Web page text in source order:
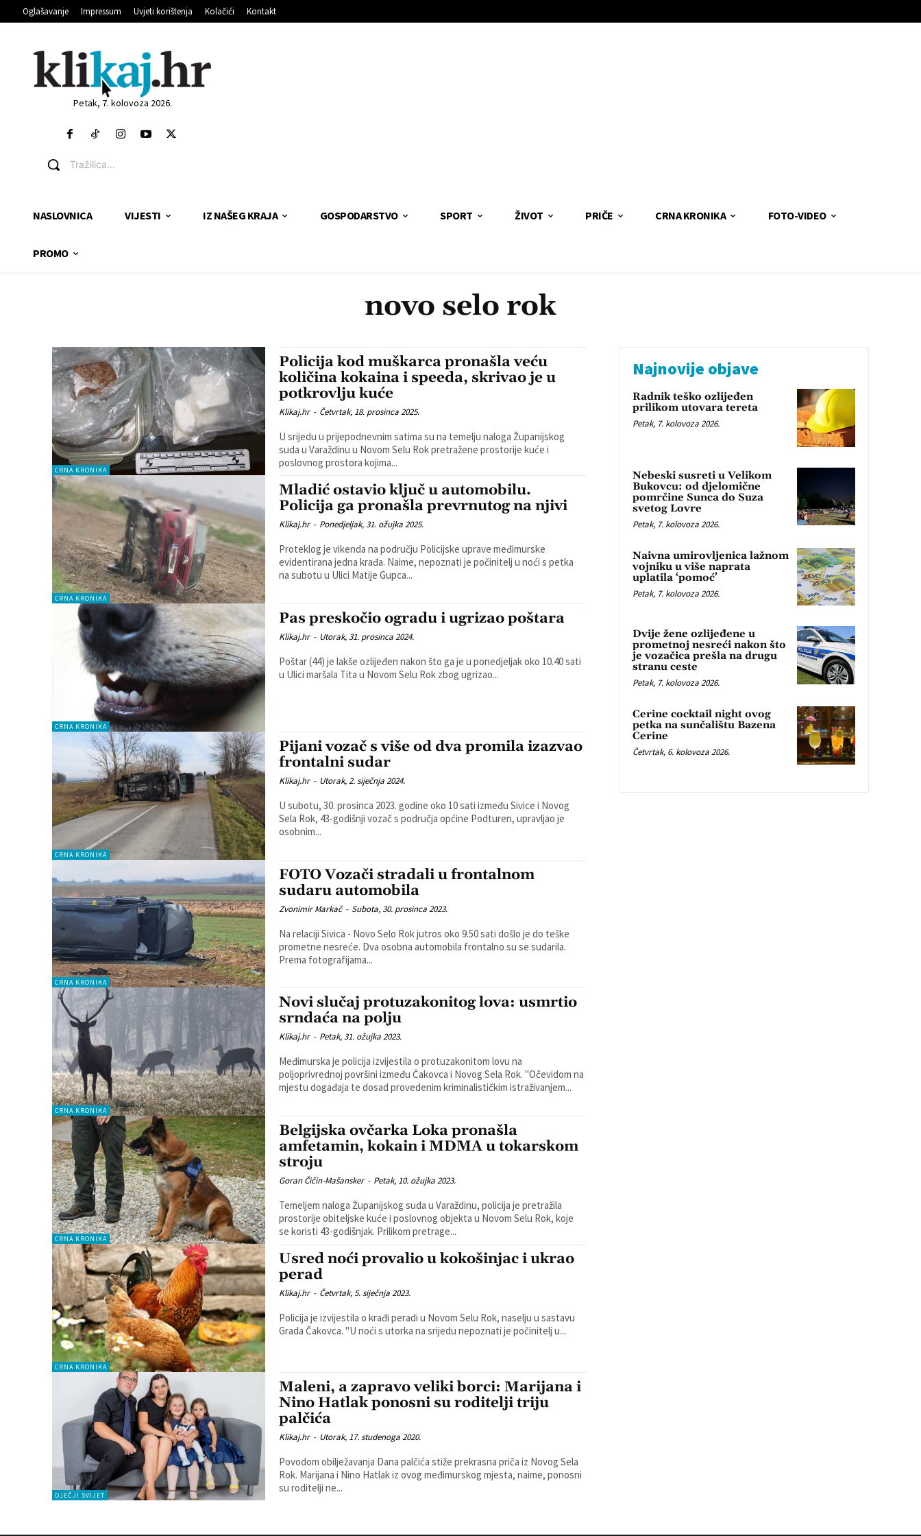
Oglašavanje Impressum Uvjeti korištenja Kolačići Kontakt
Petak, 7. kolovoza 2026.
Tražilica...
NASLOVNICA VIJESTI IZ NAŠEG KRAJA GOSPODARSTVO SPORT ŽIVOT PRIČE CRNA KRONIKA FOTO-VIDEO
PROMO
novo selo rok
CRNA KRONIKA
Policija kod muškarca pronašla veću
količina kokaina i speeda, skrivao je u
potkrovlju kuće
Klikaj.hr - Četvrtak, 18. prosinca 2025.
U srijedu u prijepodnevnim satima su na temelju naloga Županijskog
suda u Varaždinu u Novom Selu Rok pretražene prostorije kuće i
poslovnog prostora kojima...
CRNA KRONIKA
Mladić ostavio ključ u automobilu.
Policija ga pronašla prevrnutog na njivi
Klikaj.hr - Ponedjeljak, 31. ožujka 2025.
Proteklog je vikenda na području Policijske uprave međimurske
evidentirana jedna krađa. Naime, nepoznati je počinitelj u noći s petka
na subotu u Ulici Matije Gupca...
CRNA KRONIKA
Pas preskočio ogradu i ugrizao poštara
Klikaj.hr - Utorak, 31. prosinca 2024.
Poštar (44) je lakše ozlijeđen nakon što ga je u ponedjeljak oko 10.40 sati
u Ulici maršala Tita u Novom Selu Rok zbog ugrizao...
CRNA KRONIKA
Pijani vozač s više od dva promila izazvao
frontalni sudar
Klikaj.hr - Utorak, 2. siječnja 2024.
U subotu, 30. prosinca 2023. godine oko 10 sati između Sivice i Novog
Sela Rok, 43-godišnji vozač s područja općine Podturen, upravljao je
osobnim...
CRNA KRONIKA
FOTO Vozači stradali u frontalnom
sudaru automobila
Zvonimir Markač - Subota, 30. prosinca 2023.
Na relaciji Sivica - Novo Selo Rok jutros oko 9.50 sati došlo je do teške
prometne nesreće. Dva osobna automobila frontalno su se sudarila.
Prema fotografijama...
CRNA KRONIKA
Novi slučaj protuzakonitog lova: usmrtio
srndaća na polju
Klikaj.hr - Petak, 31. ožujka 2023.
Međimurska je policija izvijestila o protuzakonitom lovu na
poljoprivrednoj površini između Čakovca i Novog Sela Rok. "Očevidom na
mjestu događaja te dosad provedenim kriminalističkim istraživanjem...
CRNA KRONIKA
Belgijska ovčarka Loka pronašla
amfetamin, kokain i MDMA u tokarskom
stroju
Goran Čičin-Mašansker - Petak, 10. ožujka 2023.
Temeljem naloga Županijskog suda u Varaždinu, policija je pretražila
prostorije obiteljske kuće i poslovnog objekta u Novom Selu Rok, koje
se koristi 43-godišnjak. Prilikom pretrage...
CRNA KRONIKA
Usred noći provalio u kokošinjac i ukrao
perad
Klikaj.hr - Četvrtak, 5. siječnja 2023.
Policija je izvijestila o krađi peradi u Novom Selu Rok, naselju u sastavu
Grada Čakovca. "U noći s utorka na srijedu nepoznati je počinitelj u...
DJEČJI SVIJET
Maleni, a zapravo veliki borci: Marijana i
Nino Hatlak ponosni su roditelji triju
palčića
Klikaj.hr - Utorak, 17. studenoga 2020.
Povodom obilježavanja Dana palčića stiže prekrasna priča iz Novog Sela
Rok. Marijana i Nino Hatlak iz ovog međimurskog mjesta, naime, ponosni
su roditelji ne...
Najnovije objave
Radnik teško ozlijeđen
prilikom utovara tereta
Petak, 7. kolovoza 2026.
Nebeski susreti u Velikom
Bukovcu: od djelomične
pomrčine Sunca do Suza
svetog Lovre
Petak, 7. kolovoza 2026.
Naivna umirovljenica lažnom
vojniku u više naprata
uplatila ‘pomoć’
Petak, 7. kolovoza 2026.
Dvije žene ozlijeđene u
prometnoj nesreći nakon što
je vozačica prešla na drugu
stranu ceste
Petak, 7. kolovoza 2026.
Cerine cocktail night ovog
petka na sunčalištu Bazena
Cerine
Četvrtak, 6. kolovoza 2026.